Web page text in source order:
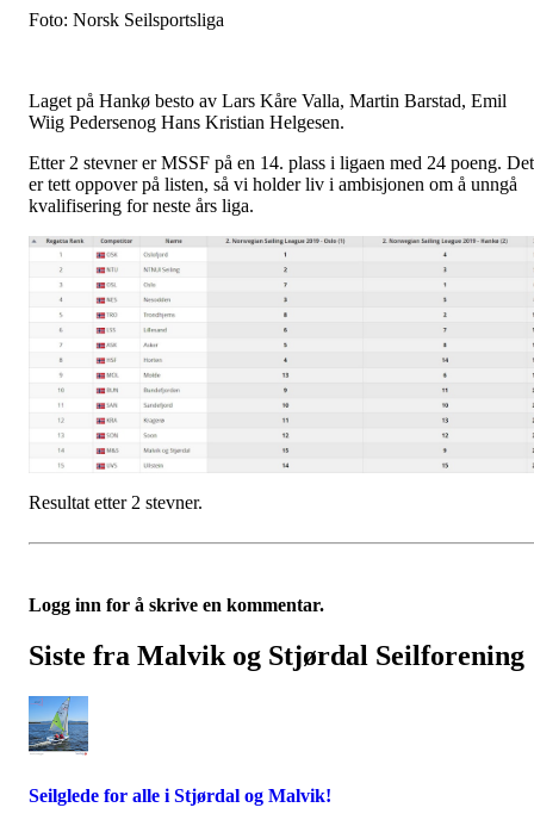
Foto: Norsk Seilsportsliga
Laget på Hankø besto av Lars Kåre Valla, Martin Barstad, Emil
Wiig Pedersenog Hans Kristian Helgesen.
Etter 2 stevner er MSSF på en 14. plass i ligaen med 24 poeng. Det
er tett oppover på listen, så vi holder liv i ambisjonen om å unngå
kvalifisering for neste års liga.
Resultat etter 2 stevner.
Logg inn for å skrive en kommentar.
Siste fra Malvik og Stjørdal Seilforening
Seilglede for alle i Stjørdal og Malvik!